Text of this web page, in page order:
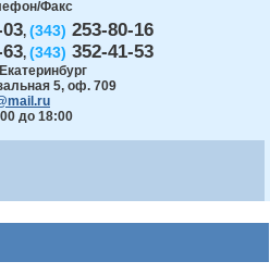
Факс
, (343) 253-80-16
, (343) 352-41-53
5, оф. 709
до 18:00